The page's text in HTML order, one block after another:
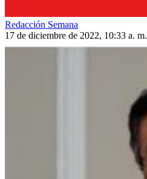
Redacción Semana
17 de diciembre de 2022, 10:33 a. m.